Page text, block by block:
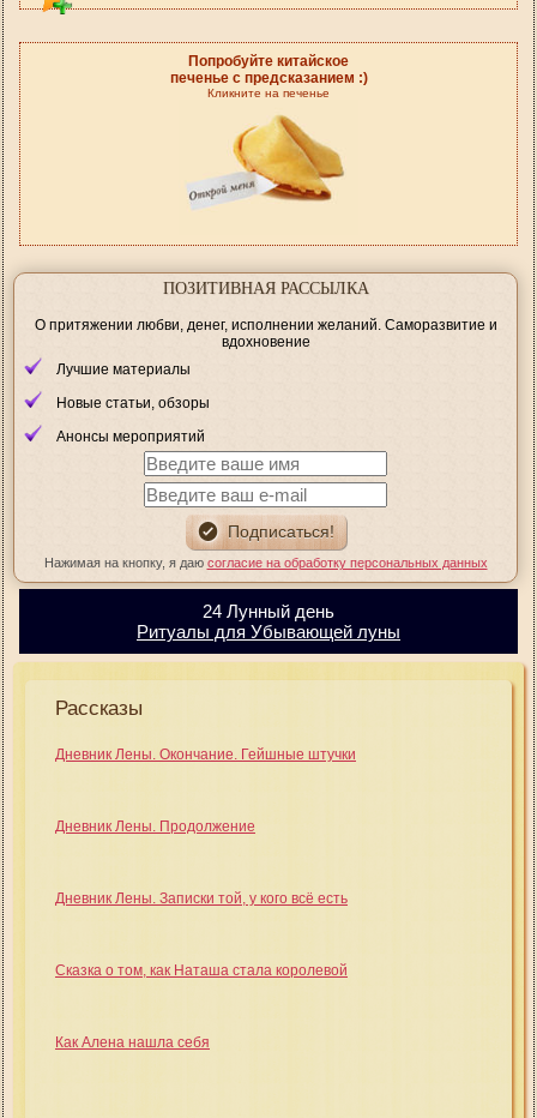
Попробуйте китайское
печенье с предсказанием :)
Кликните на печенье
ПОЗИТИВНАЯ РАССЫЛКА
О притяжении любви, денег, исполнении желаний. Саморазвитие и
вдохновение
Лучшие материалы
Новые статьи, обзоры
Анонсы мероприятий
Нажимая на кнопку, я даю согласие на обработку персональных данных
24 Лунный день
Ритуалы для Убывающей луны
Рассказы
Дневник Лены. Окончание. Гейшные штучки
Дневник Лены. Продолжение
Дневник Лены. Записки той, у кого всё есть
Сказка о том, как Наташа стала королевой
Как Алена нашла себя